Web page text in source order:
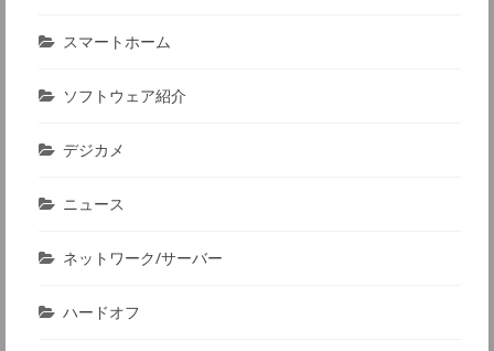
スマートホーム
ソフトウェア紹介
デジカメ
ニュース
ネットワーク/サーバー
ハードオフ